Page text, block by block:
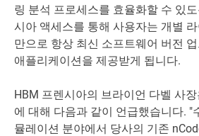
링 분석 프로세스를 효율화할 수 있
시아 액세스를 통해 사용자는 개별
만으로 항상 최신 소프트웨어 버전
애플리케이션을 제공받게 됩니다.
HBM 프렌시아의 브라이언 다벨 사
에 대해 다음과 같이 언급했습니다. "
뮬레이션 분야에서 당사의 기존